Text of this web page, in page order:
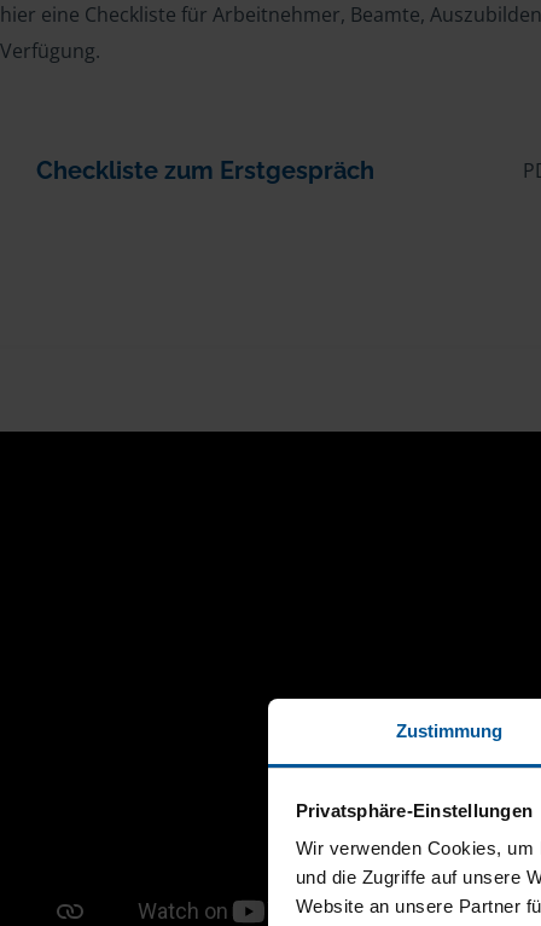
Zustimmung
Privatsphäre-Einstellungen
Wir verwenden Cookies,
und die Zugriffe auf unsere
Website an unsere Partner
hier eine Checkliste für Arbeitnehmer, Beamte,
Verfügung.
Checkliste zum Erstgespräch